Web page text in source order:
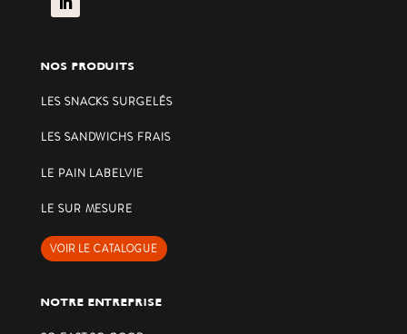
NOS PRODUITS
LES SNACKS SURGELÉS
LES SANDWICHS FRAIS
LE PAIN LABELVIE
LE SUR MESURE
VOIR LE CATALOGUE
NOTRE ENTREPRISE